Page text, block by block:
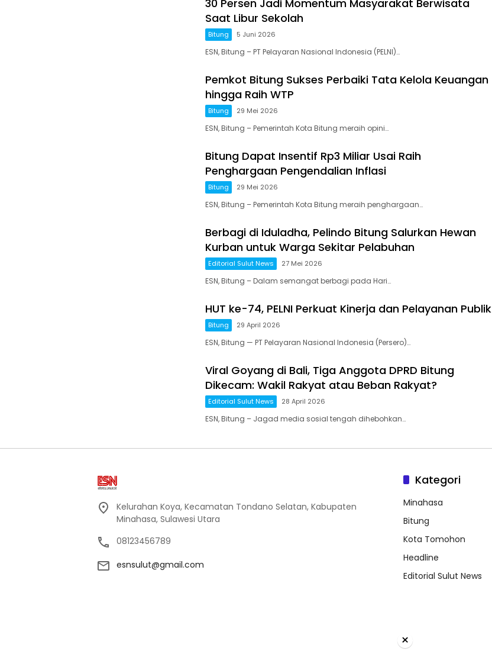
30 Persen Jadi Momentum Masyarakat Berwisata
Saat Libur Sekolah
Bitung 5 Juni 2026
ESN, Bitung – PT Pelayaran Nasional Indonesia (PELNI)…
Pemkot Bitung Sukses Perbaiki Tata Kelola Keuangan
hingga Raih WTP
Bitung 29 Mei 2026
ESN, Bitung – Pemerintah Kota Bitung meraih opini…
Bitung Dapat Insentif Rp3 Miliar Usai Raih
Penghargaan Pengendalian Inflasi
Bitung 29 Mei 2026
ESN, Bitung – Pemerintah Kota Bitung meraih penghargaan…
Berbagi di Iduladha, Pelindo Bitung Salurkan Hewan
Kurban untuk Warga Sekitar Pelabuhan
Editorial Sulut News 27 Mei 2026
ESN, Bitung – Dalam semangat berbagi pada Hari…
HUT ke-74, PELNI Perkuat Kinerja dan Pelayanan Publik
Bitung 29 April 2026
ESN, Bitung — PT Pelayaran Nasional Indonesia (Persero)…
Viral Goyang di Bali, Tiga Anggota DPRD Bitung
Dikecam: Wakil Rakyat atau Beban Rakyat?
Editorial Sulut News 28 April 2026
ESN, Bitung – Jagad media sosial tengah dihebohkan…
Kelurahan Koya, Kecamatan Tondano Selatan, Kabupaten
Minahasa, Sulawesi Utara
08123456789
esnsulut@gmail.com
Kategori
Minahasa
Bitung
Kota Tomohon
Headline
Editorial Sulut News
×